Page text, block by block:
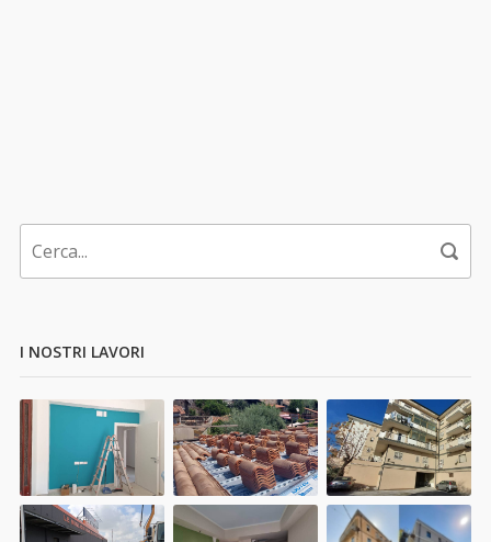
I NOSTRI LAVORI